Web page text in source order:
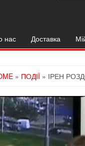
нас Доставка
» ПОДІЇ » ІРЕН